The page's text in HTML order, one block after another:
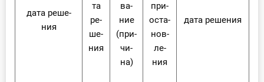
да­та ре­ше­
ния
та
ре­
ше­
ния
ва­
ние
(при­
чи­
на)
при­
оста­
нов­
ле­
ния
да­та ре­ше­ния